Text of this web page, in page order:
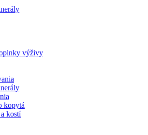
výživy
kopytá
kostí